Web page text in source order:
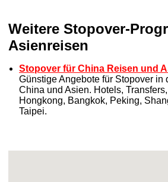
Weitere Stopover-
Asienreisen
Stopover für China Reisen und
Günstige Angebote für Stopover
China und Asien. Hotels,
Hongkong, Bangkok, Peking,
Taipei.